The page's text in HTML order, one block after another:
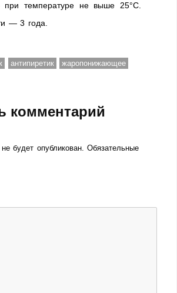
при температуре не выше 25°C.
— 3 года.
антипиретик жаропонижающее
комментарий
будет опубликован. Обязательные